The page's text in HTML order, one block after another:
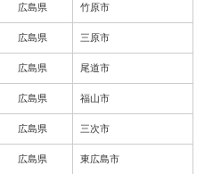
広島県 竹原市
広島県 三原市
広島県 尾道市
広島県 福山市
広島県 三次市
広島県 東広島市